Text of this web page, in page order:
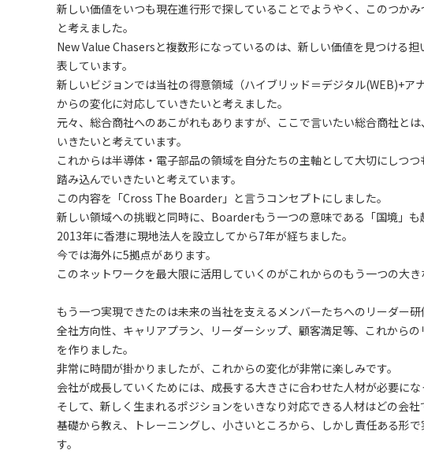
新しい価値をいつも現在進行形で探していることでようやく、このつか
と考えました。
New Value Chasersと複数形になっているのは、新しい価値を見つける
表しています。
新しいビジョンでは当社の得意領域（ハイブリッド＝デジタル(WEB)+
からの変化に対応していきたいと考えました。
元々、総合商社へのあこがれもありますが、ここで言いたい総合商社と
いきたいと考えています。
これからは半導体・電子部品の領域を自分たちの主軸として大切にしつ
踏み込んでいきたいと考えています。
この内容を「Cross The Boarder」と言うコンセプトにしました。
新しい領域への挑戦と同時に、Boarderもう一つの意味である「国境」も
2013年に香港に現地法人を設立してから7年が経ちました。
今では海外に5拠点があります。
このネットワークを最大限に活用していくのがこれからのもう一つの大き
もう一つ実現できたのは未来の当社を支えるメンバーたちへのリーダー研
全社方向性、キャリアプラン、リーダーシップ、顧客満足等、これから
を作りました。
非常に時間が掛かりましたが、これからの変化が非常に楽しみです。
会社が成長していくためには、成長する大きさに合わせた人材が必要にな
そして、新しく生まれるポジションをいきなり対応できる人材はどの会
基礎から教え、トレーニングし、小さいところから、しかし責任ある形
す。